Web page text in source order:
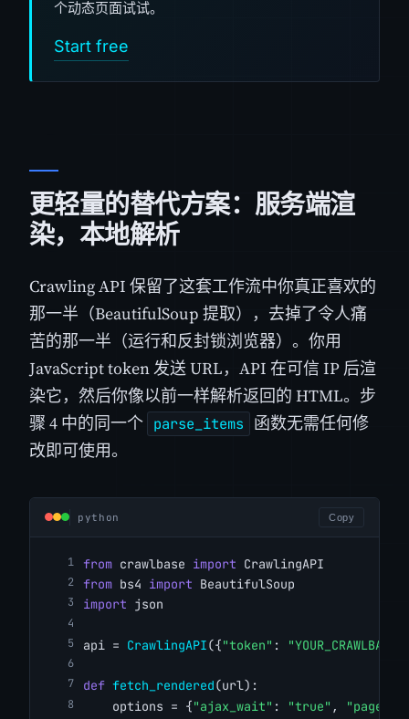
个动态页面试试。
Start free
更轻量的替代方案：服务端渲
染，本地解析
Crawling API 保留了这套工作流中你真正喜欢的
那一半（BeautifulSoup 提取），去掉了令人痛
苦的那一半（运行和反封锁浏览器）。你用
JavaScript token 发送 URL，API 在可信 IP 后渲
染它，然后你像以前一样解析返回的 HTML。步
骤 4 中的同一个 parse_items
函数无需任何修
改即可使用。
python Copy
from crawlbase import CrawlingAPI
from bs4 import BeautifulSoup
import json
api = CrawlingAPI({"token" :
def fetch_rendered(url):
    options = {
"ajax_wait" : "true" ,